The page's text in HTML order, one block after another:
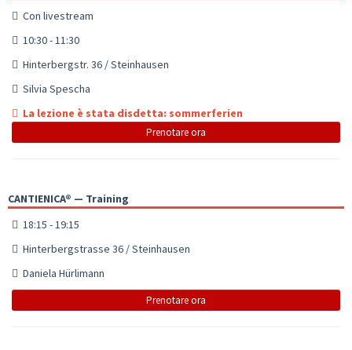
Con livestream
10:30 - 11:30
Hinterbergstr. 36 / Steinhausen
Silvia Spescha
La lezione è stata disdetta: sommerferien
Prenotare ora
CANTIENICA® — Training
18:15 - 19:15
Hinterbergstrasse 36 / Steinhausen
Daniela Hürlimann
Prenotare ora